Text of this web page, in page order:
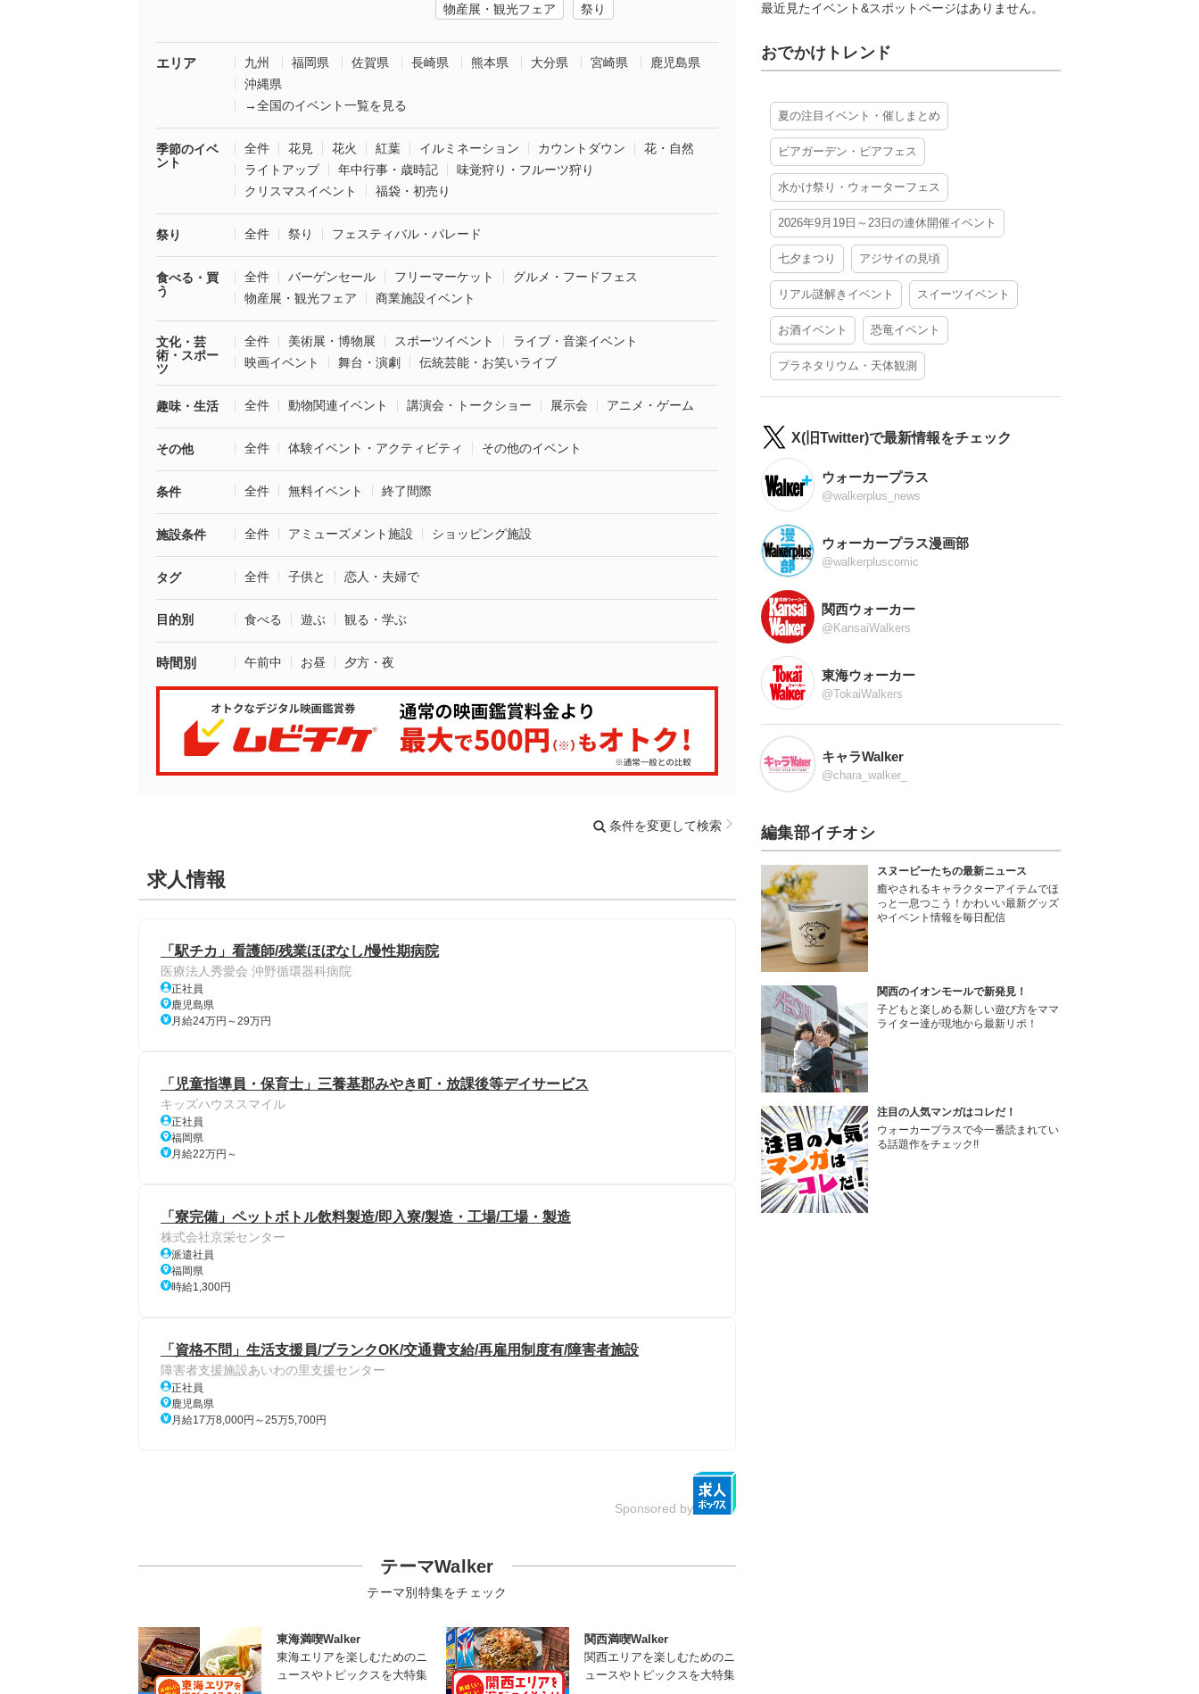
物産展・観光フェア
祭り
エリア 九州 福岡県 佐賀県 長崎県 熊本県 大分県 宮崎県
鹿児島県
沖縄県
→全国のイベント一覧を見る
季節のイベ
ント
全件 花見 花火 紅葉 イルミネーション カウントダウン
花・自然
ライトアップ
年中行事・歳時記
味覚狩り・フルーツ狩り
クリスマスイベント
福袋・初売り
祭り 全件 祭り フェスティバル・パレード
食べる・買
う
全件 バーゲンセール フリーマーケット
グルメ・フードフェス
物産展・観光フェア
商業施設イベント
文化・芸
術・スポー
ツ
全件 美術展・博物展 スポーツイベント
ライブ・音楽イベント
映画イベント
舞台・演劇 伝統芸能・お笑いライブ
趣味・生活 全件 動物関連イベント 講演会・トークショー 展示会 アニメ・ゲーム
その他 全件 体験イベント・アクティビティ その他のイベント
条件 全件 無料イベント 終了間際
施設条件 全件 アミューズメント施設 ショッピング施設
タグ 全件 子供と 恋人・夫婦で
目的別 食べる 遊ぶ 観る・学ぶ
時間別 午前中 お昼 夕方・夜
条件を変更して検索
求人情報
「駅チカ」看護師/残業ほぼなし/慢性期病院
医療法人秀愛会 沖野循環器科病院
正社員
鹿児島県
月給24万円～29万円
「児童指導員・保育士」三養基郡みやき町・放課後等デイサービス
キッズハウススマイル
正社員
福岡県
月給22万円～
「寮完備」ペットボトル飲料製造/即入寮/製造・工場/工場・製造
株式会社京栄センター
派遣社員
福岡県
時給1,300円
「資格不問」生活支援員/ブランクOK/交通費支給/再雇用制度有/障害者施設
障害者支援施設あいわの里支援センター
正社員
鹿児島県
月給17万8,000円～25万5,700円
Sponsored by
テーマWalker
テーマ別特集をチェック
東海満喫Walker
東海エリアを楽しむためのニ
ュースやトピックスを大特集
関西満喫Walker
関西エリアを楽しむためのニ
ュースやトピックスを大特集
最近見たイベント&スポットページはありません。
おでかけトレンド
夏の注目イベント・催しまとめ
ビアガーデン・ビアフェス
水かけ祭り・ウォーターフェス
2026年9月19日～23日の連休開催イベント
七夕まつり アジサイの見頃
リアル謎解きイベント スイーツイベント
お酒イベント 恐竜イベント
プラネタリウム・天体観測
X(旧Twitter)で最新情報をチェック
ウォーカープラス
@walkerplus_news
ウォーカープラス漫画部
@walkerpluscomic
関西ウォーカー
@KansaiWalkers
東海ウォーカー
@TokaiWalkers
キャラWalker
@chara_walker_
編集部イチオシ
スヌーピーたちの最新ニュース
癒やされるキャラクターアイテムでほ
っと一息つこう！かわいい最新グッズ
やイベント情報を毎日配信
関西のイオンモールで新発見！
子どもと楽しめる新しい遊び方をママ
ライター達が現地から最新リポ！
注目の人気マンガはコレだ！
ウォーカープラスで今一番読まれてい
る話題作をチェック!!